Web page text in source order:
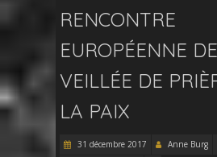
RENCONTRE
EUROPÉENNE
VEILLÉE DE
LA PAIX
31 décembre 2017 Anne Burg